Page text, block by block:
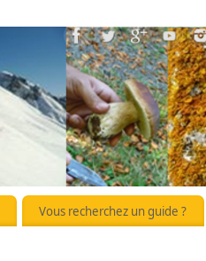
Vous recherchez un guide ?